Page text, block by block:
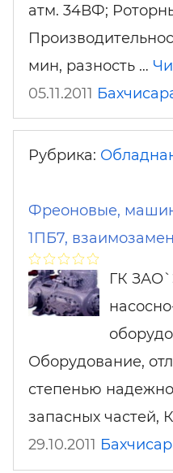
атм. 34ВФ;
мин, разность …
05.11.2011
Рубрика:
Фреоновые,
1ПБ7,
ГК
Оборудование,
степенью
запасных частей,
29.10.2011